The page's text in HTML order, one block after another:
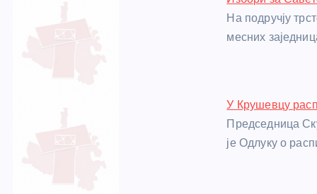
На подручју
месних
У Крушевцу
Председница
је Одлуку о